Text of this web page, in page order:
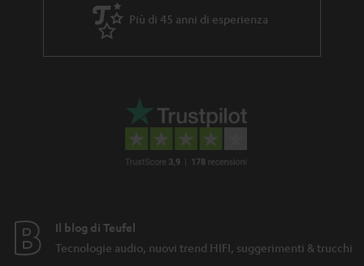
Più di 45 anni di esperienza
Il blog di Teufel
Tecnologie audio, nuovi trend HIFI, suggerimenti & trucchi